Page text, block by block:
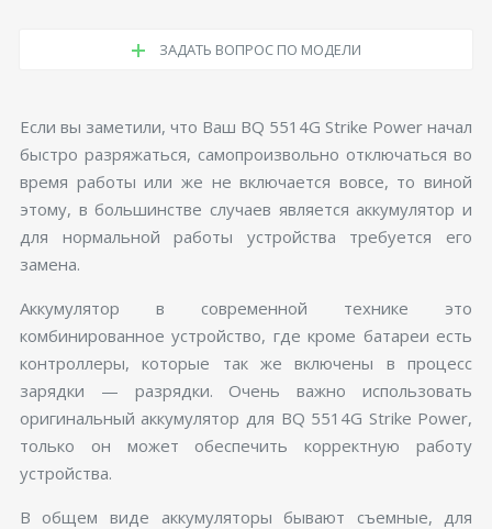
ЗАДАТЬ ВОПРОС ПО МОДЕЛИ
Если вы заметили, что Ваш BQ 5514G Strike Power начал
быстро разряжаться, самопроизвольно отключаться во
время работы или же не включается вовсе, то виной
этому, в большинстве случаев является аккумулятор и
для нормальной работы устройства требуется его
замена.
Аккумулятор в современной технике это
комбинированное устройство, где кроме батареи есть
контроллеры, которые так же включены в процесс
зарядки — разрядки. Очень важно использовать
оригинальный аккумулятор для BQ 5514G Strike Power,
только он может обеспечить корректную работу
устройства.
В общем виде аккумуляторы бывают съемные, для